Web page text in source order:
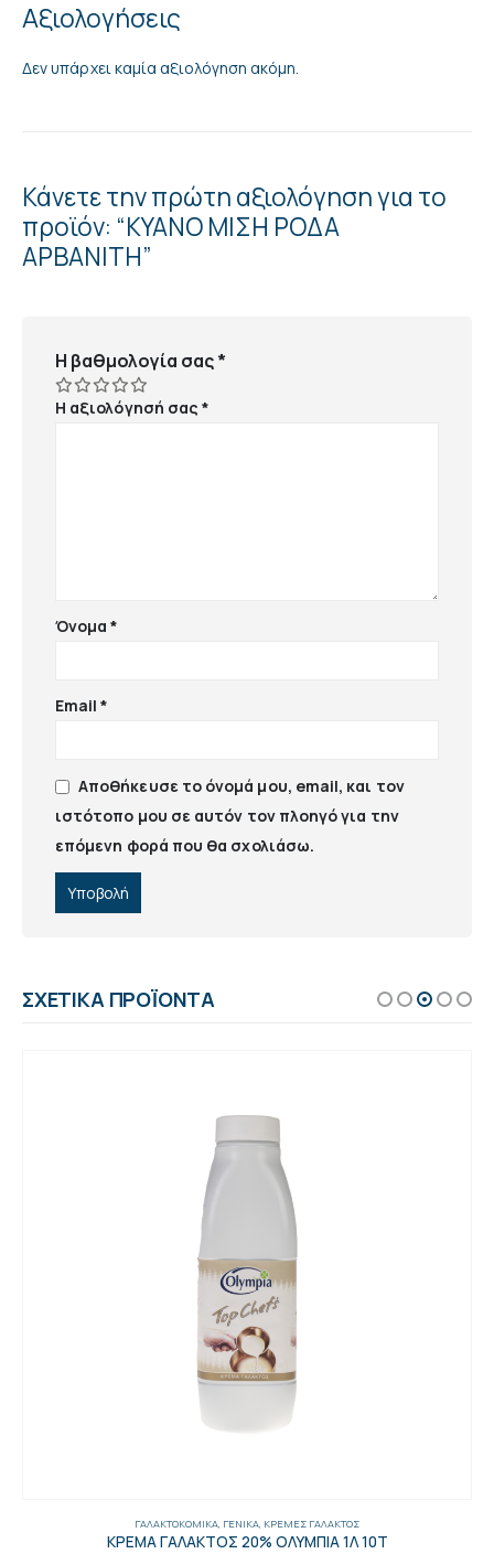
Αξιολογήσεις
Δεν υπάρχει καμία αξιολόγηση ακόμη.
Κάνετε την πρώτη αξιολόγηση για το
προϊόν: “ΚΥΑΝΟ ΜΙΣΗ ΡΟΔΑ
ΑΡΒΑΝΙΤΗ”
Η βαθμολογία σας*
Η αξιολόγησή σας*
Όνομα*
Email*
Αποθήκευσε το όνομά μου, email, και τον
ιστότοπο μου σε αυτόν τον πλοηγό για την
επόμενη φορά που θα σχολιάσω.
ΣΧΕΤΙΚΆ ΠΡΟΪΌΝΤΑ
ΓΑΛΑΚΤΟΚΟΜΙΚΆ, ΓΕΝΙΚΑ, ΚΡΈΜΕΣ ΓΆΛΑΚΤΟΣ
ΚΡΕΜΑ ΓΑΛΑΚΤΟΣ 20% ΟΛΥΜΠΙΑ 1Λ 10Τ